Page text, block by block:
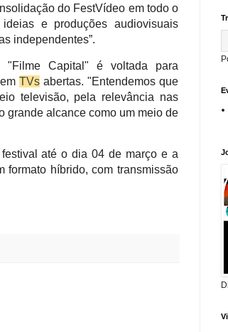
do FestVídeo em todo o
e produções audiovisuais
independentes”.
"Filme Capital" é voltada para
TVsabertas. "Entendemos que
televisão, pela relevância nas
grande alcance como um meio de
até o dia 04 de março e a
formato híbrido, com transmissão